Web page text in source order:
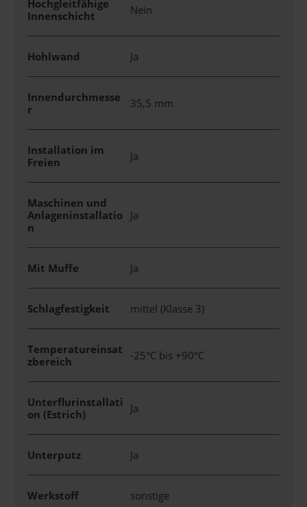
Hochgleitfähige
Innenschicht
Nein
Hohlwand Ja
Innendurchmesse
r
35,5 mm
Installation im
Freien
Ja
Maschinen und
Anlageninstallatio
n
Ja
Mit Muffe Ja
Schlagfestigkeit mittel (Klasse 3)
Temperatureinsat
zbereich
-25°C bis +90°C
Unterflurinstallati
on (Estrich)
Ja
Unterputz Ja
Werkstoff sonstige